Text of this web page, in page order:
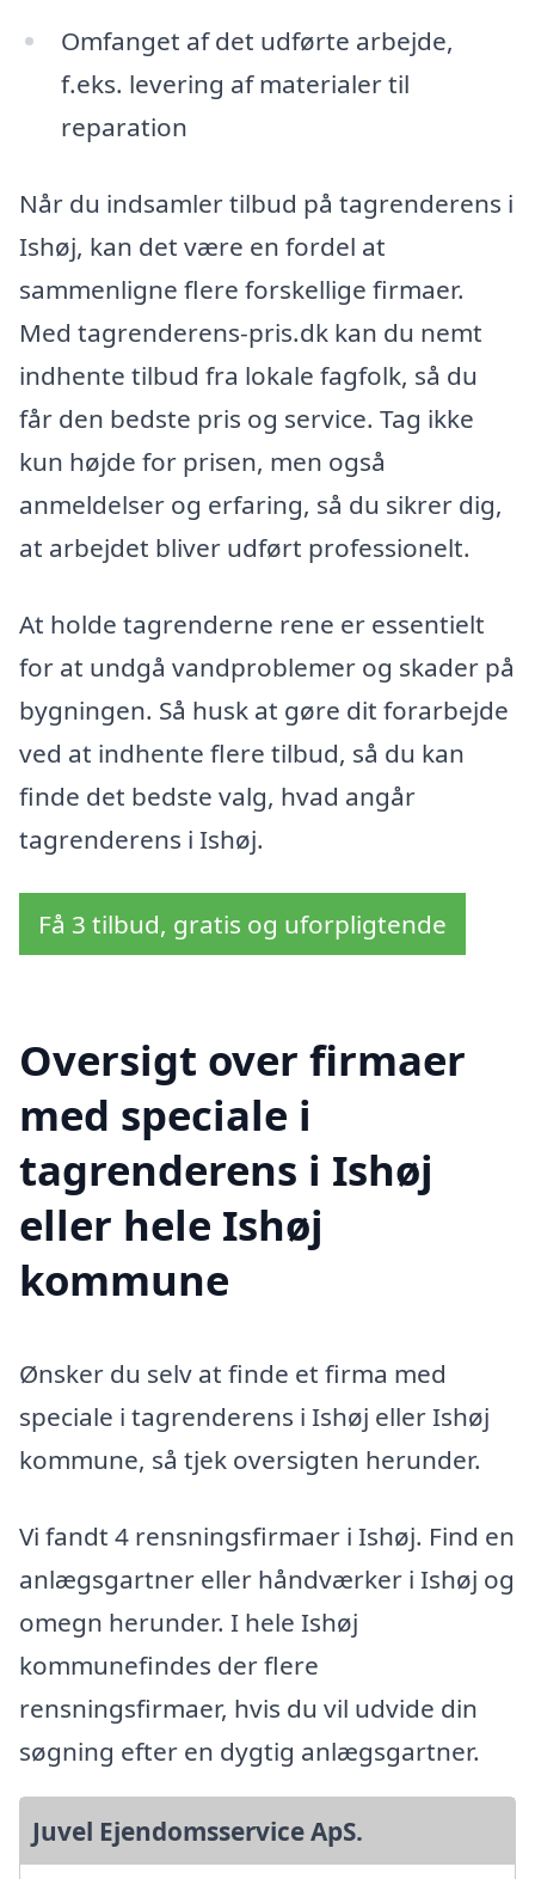
Omfanget af det udførte arbejde,
f.eks. levering af materialer til
reparation
Når du indsamler tilbud på tagrenderens i
Ishøj, kan det være en fordel at
sammenligne flere forskellige firmaer.
Med tagrenderens-pris.dk kan du nemt
indhente tilbud fra lokale fagfolk, så du
får den bedste pris og service. Tag ikke
kun højde for prisen, men også
anmeldelser og erfaring, så du sikrer dig,
at arbejdet bliver udført professionelt.
At holde tagrenderne rene er essentielt
for at undgå vandproblemer og skader på
bygningen. Så husk at gøre dit forarbejde
ved at indhente flere tilbud, så du kan
finde det bedste valg, hvad angår
tagrenderens i Ishøj.
Få 3 tilbud, gratis og uforpligtende
Oversigt over firmaer
med speciale i
tagrenderens i Ishøj
eller hele Ishøj
kommune
Ønsker du selv at finde et firma med
speciale i tagrenderens i Ishøj eller Ishøj
kommune, så tjek oversigten herunder.
Vi fandt 4 rensningsfirmaer i Ishøj. Find en
anlægsgartner eller håndværker i Ishøj og
omegn herunder. I hele Ishøj
kommunefindes der flere
rensningsfirmaer, hvis du vil udvide din
søgning efter en dygtig anlægsgartner.
Juvel Ejendomsservice ApS.